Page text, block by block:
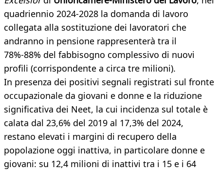
quadriennio 2024-2028 la domanda di lavoro
collegata alla sostituzione dei lavoratori che
andranno in pensione rappresenterà tra il
78%-88% del fabbisogno complessivo di nuovi
profili (corrispondente a circa tre milioni).
In presenza dei positivi segnali registrati sul fronte
occupazionale da giovani e donne e la riduzione
significativa dei Neet, la cui incidenza sul totale è
calata dal 23,6% del 2019 al 17,3% del 2024,
restano elevati i margini di recupero della
popolazione oggi inattiva, in particolare donne e
giovani: su 12,4 milioni di inattivi tra i 15 e i 64